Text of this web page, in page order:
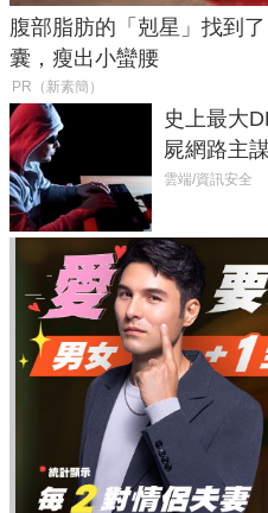
腹部脂肪的「剋星」找到
囊，瘦出小蠻腰
PR（新素簡）
史上最大
屍網路主
癱瘓全球！
雲端/資訊安全